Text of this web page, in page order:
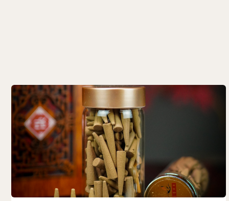
tùy
chọn
trên
trang
sản
phẩm